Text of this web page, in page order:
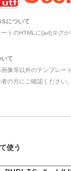
について
トのHTMLに{ad}タグ
て
像等以外のテンプレー
の方にご確認ください。
使う